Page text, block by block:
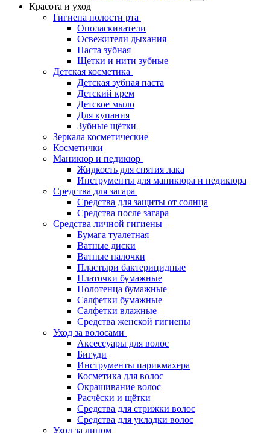
Красота и уход
Гигиена полости рта
Ополаскиватели
Освежители дыхания
Паста зубная
Щетки и нити зубные
Детская косметика
Детская зубная паста
Детский крем
Детское мыло
Для купания
Зубные щётки
Зеркала косметические
Косметички
Маникюр и педикюр
Жидкость для снятия лака
Инструменты для маникюра и педикюра
Средства для загара
Средства для защиты от солнца
Средства после загара
Средства личной гигиены
Бумага туалетная
Ватные диски
Ватные палочки
Пластыри бактерицидные
Платочки бумажные
Полотенца бумажные
Салфетки бумажные
Салфетки влажные
Средства женской гигиены
Уход за волосами
Аксессуары для волос
Бигуди
Инструменты парикмахера
Косметика для волос
Окрашивание волос
Расчёски и щётки
Средства для стрижки волос
Средства для укладки волос
Уход за лицом